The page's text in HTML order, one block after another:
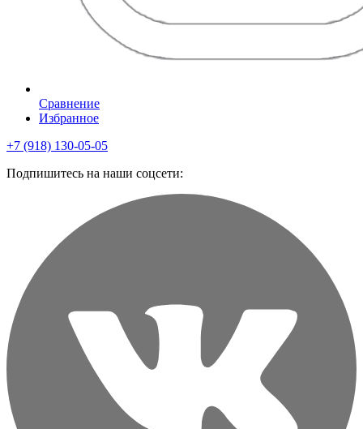
Сравнение
Избранное
+7 (918) 130-05-05
Подпишитесь на наши соцсети: